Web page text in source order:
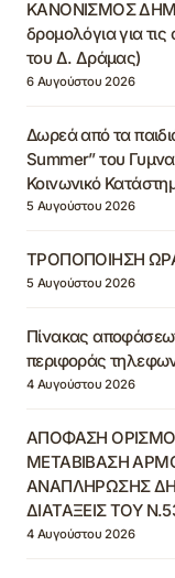
ΚΑΝΟΝΙΣΜΟΣ
δρομολόγια για
του Δ. Δράμας)
6 Αυγούστου 2026
Δωρεά από τα
Summer” του
Κοινωνικό
5 Αυγούστου 2026
ΤΡΟΠΟΠΟΙΗΣΗ
5 Αυγούστου 2026
Πίνακας
περιφοράς
4 Αυγούστου 2026
ΑΠΟΦΑΣΗ
ΜΕΤΑΒΙΒΑΣΗ
ΑΝΑΠΛΗΡΩΣΗΣ
ΔΙΑΤΑΞΕΙΣ ΤΟΥ
4 Αυγούστου 2026